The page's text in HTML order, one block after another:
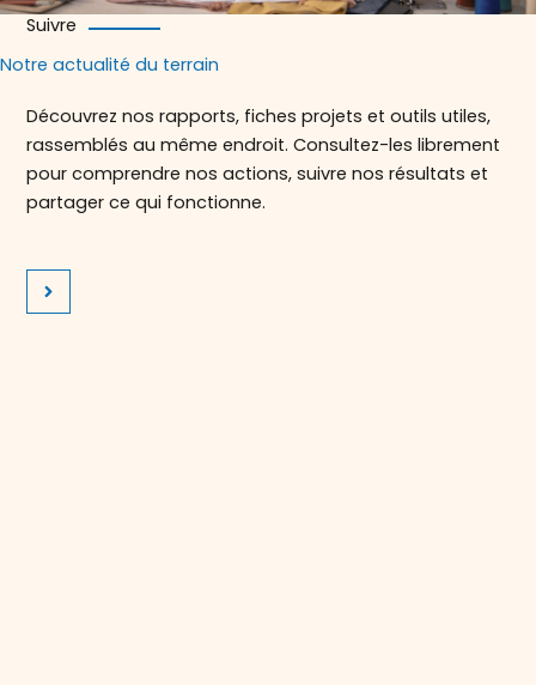
Suivre
Notre actualité du terrain
Découvrez nos rapports, fiches projets et outils utiles,
rassemblés au même endroit. Consultez-les librement
pour comprendre nos actions, suivre nos résultats et
partager ce qui fonctionne.